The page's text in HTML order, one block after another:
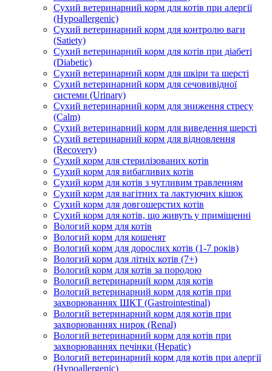
Сухий ветеринарний корм для котів при алергії
(Hypoallergenic)
Сухий ветеринарний корм для контролю ваги
(Satiety)
Сухий ветеринарний корм для котів при діабеті
(Diabetic)
Сухий ветеринарний корм для шкіри та шерсті
Сухий ветеринарний корм для сечовивідної
системи (Urinary)
Сухий ветеринарний корм для зниження стресу
(Calm)
Сухий ветеринарний корм для виведення шерсті
Сухий ветеринарний корм для відновлення
(Recovery)
Сухий корм для стерилізованих котів
Сухий корм для вибагливих котів
Сухий корм для котів з чутливим травленням
Сухий корм для вагітних та лактуючих кішок
Сухий корм для довгошерстих котів
Сухий корм для котів, що живуть у приміщенні
Вологий корм для котів
Вологий корм для кошенят
Вологий корм для дорослих котів (1-7 років)
Вологий корм для літніх котів (7+)
Вологий корм для котів за породою
Вологий ветеринарний корм для котів
Вологий ветеринарний корм для котів при
захворюваннях ШКТ (Gastrointestinal)
Вологий ветеринарний корм для котів при
захворюваннях нирок (Renal)
Вологий ветеринарний корм для котів при
захворюваннях печінки (Hepatic)
Вологий ветеринарний корм для котів при алергії
(Hypoallergenic)